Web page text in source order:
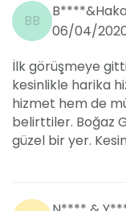
BB
06/04/
İlk görüşmeye
kesinlikle harika
hizmet hem de
belirttiler. Boğaz
güzel bir yer.